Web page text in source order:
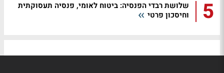
5
שלושת רבדי הפנסיה: ביטוח לאומי, פנסיה תעסוקתית
וחיסכון פרטי